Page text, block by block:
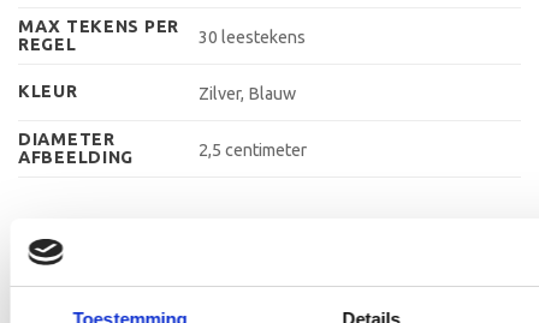
Toestemming Details
MAX TEKENS PER
REGEL
30 leestekens
KLEUR Zilver, Blauw
DIAMETER
AFBEELDING
2,5 centimeter
GERELATEERDE PRODUCTEN